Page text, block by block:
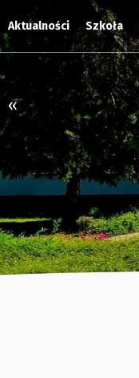
«
Aktualności Szkoła